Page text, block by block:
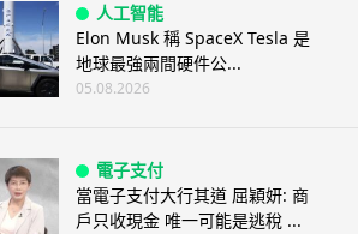
人工智能
Elon Musk 稱 SpaceX Tesla 是
地球最強兩間硬件公...
05.08.2026
電子支付
當電子支付大行其道 屈穎妍: 商
戶只收現金 唯一可能是逃稅 ...